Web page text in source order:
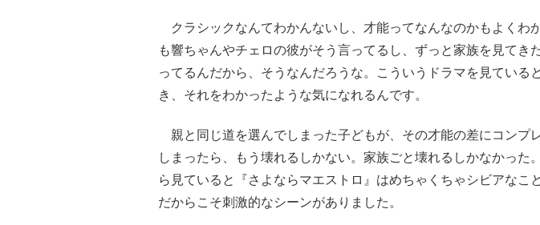
クラシックなんてわかんないし、才能ってなんなのかもよくわ
も響ちゃんやチェロの彼がそう言ってるし、ずっと家族を見てき
ってるんだから、そうなんだろうな。こういうドラマを見ている
き、それをわかったような気になれるんです。
親と同じ道を選んでしまった子どもが、その才能の差にコンプ
しまったら、もう壊れるしかない。家族ごと壊れるしかなかった
ら見ていると『さよならマエストロ』はめちゃくちゃシビアなこ
だからこそ刺激的なシーンがありました。